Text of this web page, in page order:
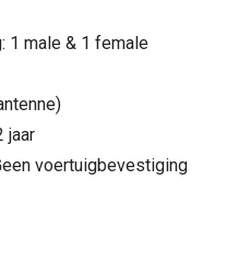
1 male & 1 female
jaar
voertuigbevestiging